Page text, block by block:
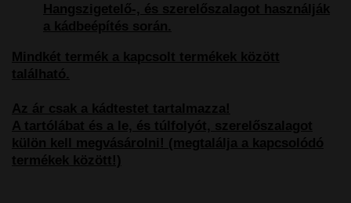
Hangszigetelő-, és szerelőszalagot használják
a kádbeépítés során.
Mindkét termék a kapcsolt termékek között
található.
Az ár csak a kádtestet tartalmazza!
A tartólábat és a le, és túlfolyót, szerelőszalagot
külön kell megvásárolni! (megtalálja a kapcsolódó
termékek között!)